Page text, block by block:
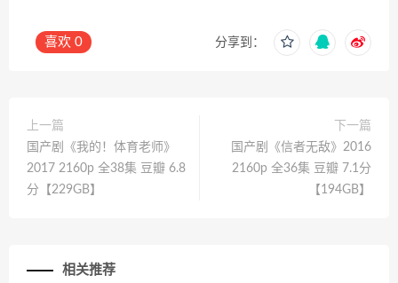
喜欢 0 分享到：
上一篇
国产剧《我的！体育老师》
2017 2160p 全38集 豆瓣 6.8
分【229GB】
下一篇
国产剧《信者无敌》2016
2160p 全36集 豆瓣 7.1分
【194GB】
相关推荐